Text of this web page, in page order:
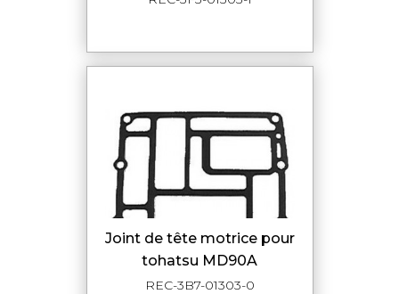
joint de tête motrice pour
tohatsu MD90A
REC-3B7-01303-0